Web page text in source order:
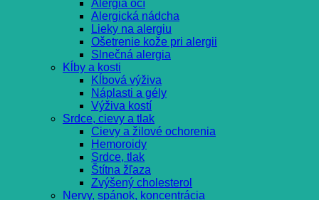
Alergia očí
Alergická nádcha
Lieky na alergiu
Ošetrenie kože pri alergii
Slnečná alergia
Kĺby a kosti
Kĺbová výživa
Náplasti a gély
Výživa kostí
Srdce, cievy a tlak
Cievy a žilové ochorenia
Hemoroidy
Srdce, tlak
Štítna žľaza
Zvýšený cholesterol
Nervy, spánok, koncentrácia